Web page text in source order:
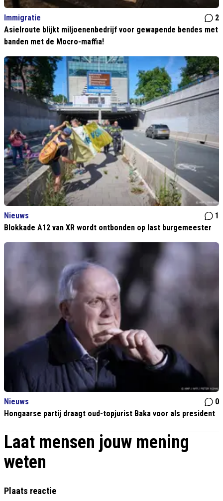
Immigratie
2
Asielroute blijkt miljoenenbedrijf voor gewapende bendes met
banden met de Mocro-maffia!
Nieuws
1
Blokkade A12 van XR wordt ontbonden op last burgemeester
Nieuws
0
Hongaarse partij draagt oud-topjurist Baka voor als president
Laat mensen jouw mening
weten
Plaats reactie